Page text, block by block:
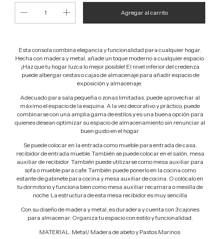
Esta consola combina elegancia y funcionalidad para cualquier hogar.
Hecha con madera y metal, añade un toque moderno a cualquier espacio.
¡Haz que tu hogar luzca lo mejor posible! El nivel inferior del credenza
puede albergar cestas o cajas de almacenaje para añadir espacio de
exposición y almacenaje.
Adecuado para sala pequeña o zonas limitadas, puede aprovechar al
máximo el espacio de la esquina. A la vez decorativo y práctico, puede
combinarse con una amplia gama de estilos y es una buena opción para
quienes desean optimizar su espacio de almacenamiento sin renunciar al
buen gusto en el hogar
Se puede colocar en la entrada como mueble para entrada de casa,
recibidor de entrada mueble. También se puede colocar en el salón, mesa
auxiliar de recibidor. También puede utilizarse como mesa auxiliar para
sofa o mueble para cafe. También puede ponerlo en la cocina como
estante de gabinete para cocina y mesa auxiliar de cocina. O colócalo en
tu dormitorio y funciona bien como mesa auxiliar recamara o mesilla de
noche. La estructura de esta mesa recibidor es muy sencilla
Con su diseño de madera y metal, es duradera y cuenta con 3 cajones
para almacenar. Organiza tu espacio con estilo y funcionalidad.
MATERIAL: Metal/ Madera de abeto y Pastos Marinos